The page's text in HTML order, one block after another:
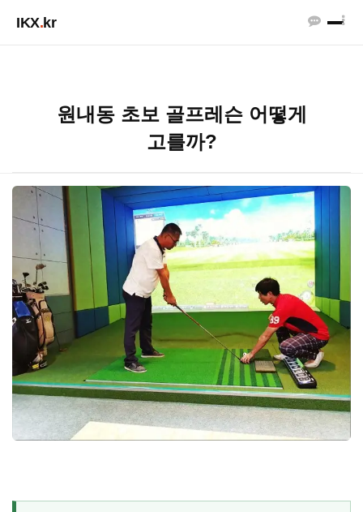
IKX.kr
원내동 초보 골프레슨 어떻게
고를까?